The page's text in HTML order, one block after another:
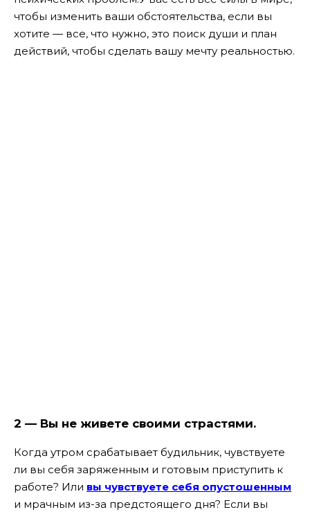
чтобы изменить ваши обстоятельства, если вы
хотите — все, что нужно, это поиск души и план
действий, чтобы сделать вашу мечту реальностью.
2 — Вы не живете своими страстями.
Когда утром срабатывает будильник, чувствуете
ли вы себя заряженным и готовым приступить к
работе? Или вы чувствуете себя опустошенным
и мрачным из-за предстоящего дня? Если вы